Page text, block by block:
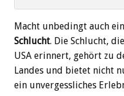
Macht unbedingt auch
Schlucht. Die Schlucht,
USA erinnert, gehört zu
Landes und bietet nicht
ein unvergessliches